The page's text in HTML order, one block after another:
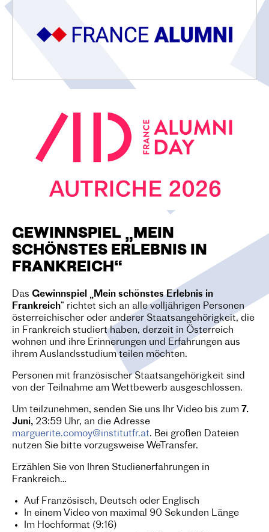
O
GEWINNSPIEL „MEIN
SCHÖNSTES ERLEBNIS IN
FRANKREICH“
Das Gewinnspiel „Mein schönstes Erlebnis in
Frankreich“ richtet sich an alle volljährigen Personen
österreichischer oder anderer Staatsangehörigkeit, die
in Frankreich studiert haben, derzeit in Österreich
wohnen und ihre Erinnerungen und Erfahrungen aus
ihrem Auslandsstudium teilen möchten.
Personen mit französischer Staatsangehörigkeit sind
von der Teilnahme am Wettbewerb ausgeschlossen.
Um teilzunehmen, senden Sie uns Ihr Video bis zum 7.
Juni, 23:59 Uhr, an die Adresse
marguerite.comoy@institutfr.at. Bei großen Dateien
nutzen Sie bitte vorzugsweise WeTransfer.
Erzählen Sie von Ihren Studienerfahrungen in
Frankreich…
Auf Französisch, Deutsch oder Englisch
In einem Video von maximal 90 Sekunden Länge
Im Hochformat (9:16)